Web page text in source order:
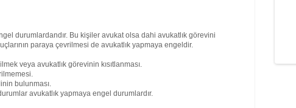
durumlardandır. Bu kişiler avukat olsa dahi avukatlık görevini
paraya çevrilmesi de avukatlık yapmaya engeldir.
veya avukatlık görevinin kısıtlanması.
bulunması.
avukatlık yapmaya engel durumlardır.